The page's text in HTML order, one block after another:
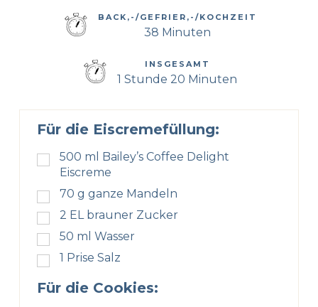
BACK,-/GEFRIER,-/KOCHZEIT
38 Minuten
INSGESAMT
1 Stunde 20 Minuten
Für die Eiscremefüllung:
500 ml Bailey’s Coffee Delight
Eiscreme
70 g ganze Mandeln
2 EL brauner Zucker
50 ml Wasser
1 Prise Salz
Für die Cookies: